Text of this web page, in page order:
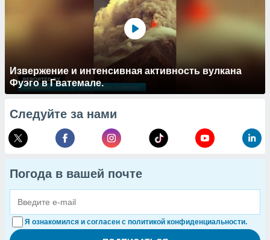
Извержение и интенсивная активность вулкана
Фуэго в Гватемале.
Следуйте за нами
Погода в вашей почте
Я ознакомился и согласен с политикой конфиденциальности.